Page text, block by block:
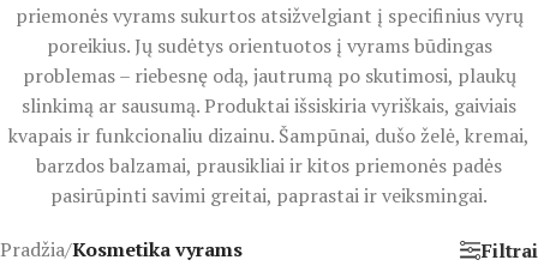
priemonės vyrams sukurtos atsižvelgiant į specifinius vyrų
poreikius. Jų sudėtys orientuotos į vyrams būdingas
problemas – riebesnę odą, jautrumą po skutimosi, plaukų
slinkimą ar sausumą. Produktai išsiskiria vyriškais, gaiviais
kvapais ir funkcionaliu dizainu. Šampūnai, dušo želė, kremai,
barzdos balzamai, prausikliai ir kitos priemonės padės
pasirūpinti savimi greitai, paprastai ir veiksmingai.
Pradžia/Kosmetika vyrams Filtrai